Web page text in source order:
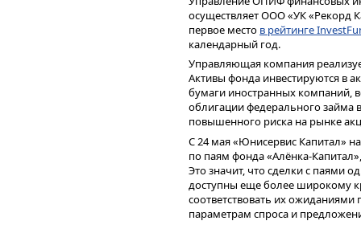
раскрываться
представителей
В этом году „Юнисервис
рынке инвестиционных
протяжении всего этого
ключевых направлений
дает свои плоды: об
облигациям говорят
осуществляет ООО «УК «Рекорд
первое место в рейтинге
календарный год.
Управляющая компания
Активы фонда инвестируются в
бумаги иностранных компаний,
облигации федерального займа
повышенного риска на рынке
С 24 мая «Юнисервис Капитал»
по паям фонда «Алёнка-
Это значит, что сделки с паями
доступны еще более широкому
соответствовать их
параметрам спроса и